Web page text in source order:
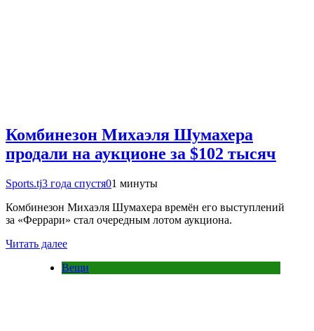
Комбинезон Михаэля Шумахера
продали на аукционе за $102 тысяч
Sports.tj3 года спустя01 минуты
Комбинезон Михаэля Шумахера времён его выступлений
за «Феррари» стал очередным лотом аукциона.
Читать далее
Вещи